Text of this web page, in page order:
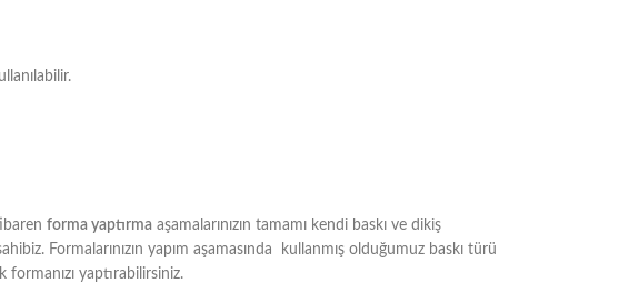
forma yaptırma aşamalarınızın tamamı kendi baskı ve dikiş
Formalarınızın yapım aşamasında kullanmış olduğumuz baskı türü
yaptırabilirsiniz.